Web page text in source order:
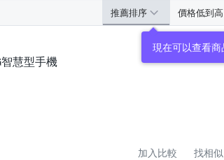
推薦排序 價格低到高
慧型手機
加入比較 找相似